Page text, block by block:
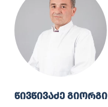
წივწივაძე გიორგი